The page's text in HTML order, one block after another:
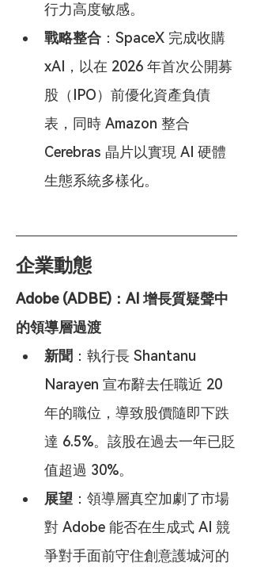
行力高度敏感。
戰略整合 ：SpaceX 完成收購
xAI，以在 2026 年首次公開募
股（IPO）前優化資產負債
表，同時 Amazon 整合
Cerebras 晶片以實現 AI 硬體
生態系統多樣化。
企業動態
Adobe (ADBE)：AI 增長質疑聲中
的領導層過渡
新聞 ：執行長 Shantanu
Narayen 宣布辭去任職近 20
年的職位，導致股價隨即下跌
達 6.5%。該股在過去一年已貶
值超過 30%。
展望 ：領導層真空加劇了市場
對 Adobe 能否在生成式 AI 競
爭對手面前守住創意護城河的